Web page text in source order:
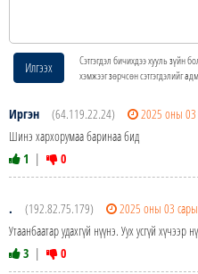
Илгээх
Сэтгэгдэл бичихдээ хууль зүйн
хэмжээг зөрчсөн сэтгэгдэлийг
Иргэн (64.119.22.24)
2025 оны 03
Шинэ хархорумаа баринаа бид
1 | 0
. (192.82.75.179)
2025 оны 03
Утаанбаатар удахгүй нүүнэ. Уух усгүй хүчээр
3 | 0